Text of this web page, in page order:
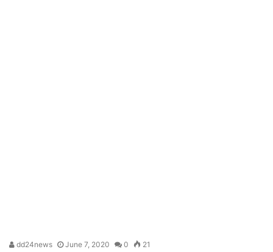
dd24news June 7, 2020 0 21